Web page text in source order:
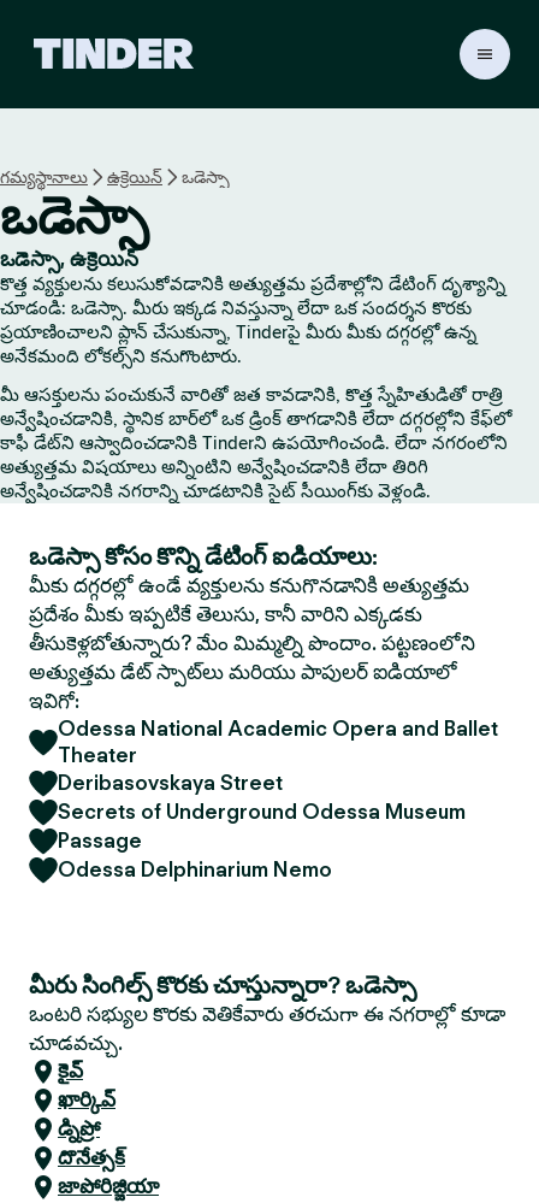
r
గమ్యస్థానాలు ఉక్రెయిన్ ఒడెస్సా
ఒడెస్సా
ఒడెస్సా, ఉక్రెయిన్
కొత్త వ్యక్తులను కలుసుకోవడానికి అత్యుత్తమ ప్రదేశాల్లోని డేటింగ్ దృశ్యాన్ని
చూడండి: ఒడెస్సా. మీరు ఇక్కడ నివస్తున్నా లేదా ఒక సందర్శన కొరకు
ప్రయాణించాలని ప్లాన్ చేసుకున్నా, Tinderపై మీరు మీకు దగ్గరల్లో ఉన్న
అనేకమంది లోకల్స్‌ని కనుగొంటారు.
మీ ఆసక్తులను పంచుకునే వారితో జత కావడానికి, కొత్త స్నేహితుడితో రాత్రి
అన్వేషించడానికి, స్థానిక బార్‌లో ఒక డ్రింక్ తాగడానికి లేదా దగ్గరల్లోని కేఫ్‌లో
కాఫీ డేట్‌ని ఆస్వాదించడానికి Tinderని ఉపయోగించండి. లేదా నగరంలోని
అత్యుత్తమ విషయాలు అన్నింటిని అన్వేషించడానికి లేదా తిరిగి
అన్వేషించడానికి నగరాన్ని చూడటానికి సైట్ సీయింగ్‌కు వెళ్లండి.
ఒడెస్సా కోసం కొన్ని డేటింగ్ ఐడియాలు:
మీకు దగ్గరల్లో ఉండే వ్యక్తులను కనుగొనడానికి అత్యుత్తమ
ప్రదేశం మీకు ఇప్పటికే తెలుసు, కానీ వారిని ఎక్కడకు
తీసుకెళ్లబోతున్నారు? మేం మిమ్మల్ని పొందాం. పట్టణంలోని
అత్యుత్తమ డేట్ స్పాట్‌లు మరియు పాపులర్ ఐడియాలో
ఇవిగో:
Odessa National Academic Opera and Ballet
Theater
Deribasovskaya Street
Secrets of Underground Odessa Museum
Passage
Odessa Delphinarium Nemo
మీరు సింగిల్స్ కొరకు చూస్తున్నారా? ఒడెస్సా
ఒంటరి సభ్యుల కొరకు వెతికేవారు తరచుగా ఈ నగరాల్లో కూడా
చూడవచ్చు.
కైవ్
ఖార్కివ్
డ్నిప్రో
దొనేత్సక్
జాపోరిజ్జియా